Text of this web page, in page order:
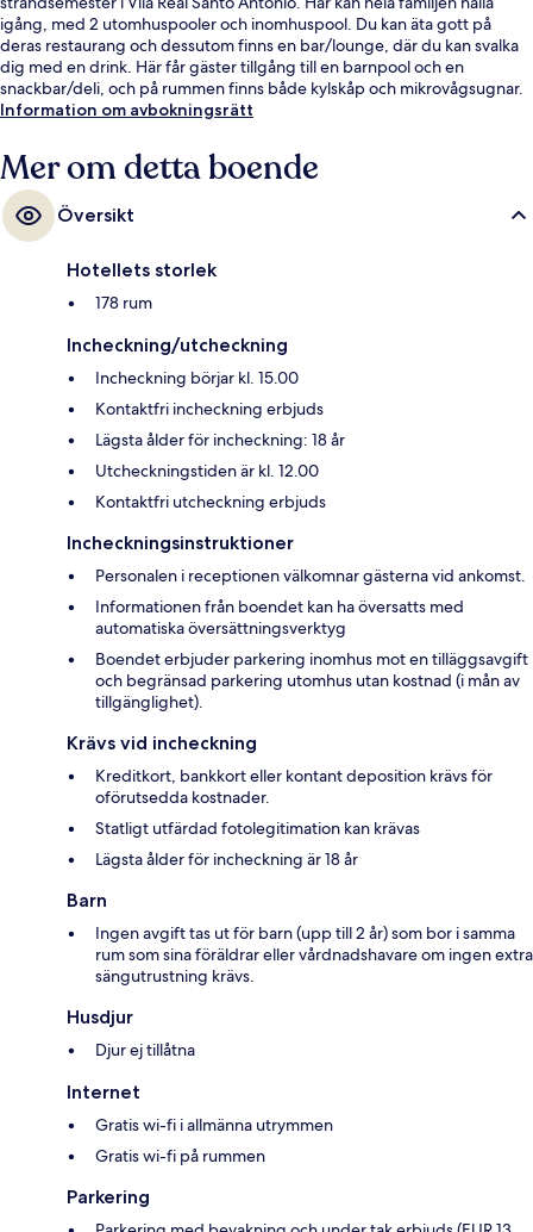
igång, med 2 utomhuspooler och inomhuspool. Du kan äta gott på
deras restaurang och dessutom finns en bar/lounge, där du kan svalka
dig med en drink. Här får gäster tillgång till en barnpool och en
snackbar/deli, och på rummen finns både kylskåp och mikrovågsugnar.
Information om avbokningsrätt
Mer om detta boende
Översikt
Hotellets storlek
178 rum
Incheckning/utcheckning
Incheckning börjar kl. 15.00
Kontaktfri incheckning erbjuds
Lägsta ålder för incheckning: 18 år
Utcheckningstiden är kl. 12.00
Kontaktfri utcheckning erbjuds
Incheckningsinstruktioner
Personalen i receptionen välkomnar gästerna vid ankomst.
Informationen från boendet kan ha översatts med
automatiska översättningsverktyg
Boendet erbjuder parkering inomhus mot en tilläggsavgift
och begränsad parkering utomhus utan kostnad (i mån av
tillgänglighet).
Krävs vid incheckning
Kreditkort, bankkort eller kontant deposition krävs för
oförutsedda kostnader.
Statligt utfärdad fotolegitimation kan krävas
Lägsta ålder för incheckning är 18 år
Barn
Ingen avgift tas ut för barn (upp till 2 år) som bor i samma
rum som sina föräldrar eller vårdnadshavare om ingen extra
sängutrustning krävs.
Husdjur
Djur ej tillåtna
Internet
Gratis wi-fi i allmänna utrymmen
Gratis wi-fi på rummen
Parkering